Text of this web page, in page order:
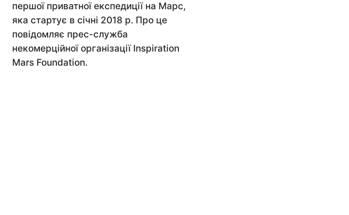
першої приватної експедиції на Марс,
яка стартує в січні 2018 р. Про це
повідомляє прес-служба
некомерційної організації Inspiration
Mars Foundation.